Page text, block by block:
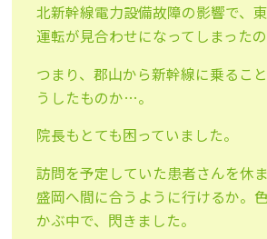
北新幹線電力設備故障の影響で、
運転が見合わせになってしまったの
つまり、郡山から新幹線に乗るこ
うしたものか…。
院長もとても困っていました。
訪問を予定していた患者さんを休
盛岡へ間に合うように行けるか。
かぶ中で、閃きました。